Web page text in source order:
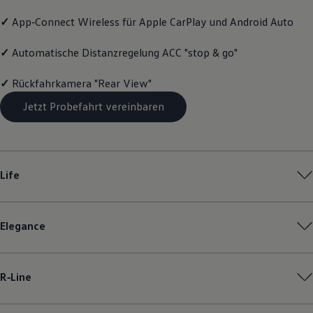
Lifestyle
Familie
Elektromobilität
Pannen- und Unfallhilfe
Volkswagen Kundenbetreuung
✓ App‑Connect Wireless für Apple CarPlay und Android Auto
✓ Automatische Distanzregelung ACC "stop & go"
✓ Rückfahrkamera "Rear View"
Jetzt Probefahrt vereinbaren
Life
Elegance
R‑Line